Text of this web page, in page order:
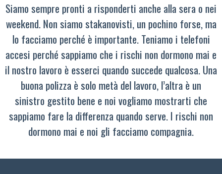
Siamo sempre pronti a risponderti anche alla sera o nei
weekend. Non siamo stakanovisti, un pochino forse, ma
lo facciamo perché è importante. Teniamo i telefoni
accesi perché sappiamo che i rischi non dormono mai e
il nostro lavoro è esserci quando succede qualcosa. Una
buona polizza è solo metà del lavoro, l’altra è un
sinistro gestito bene e noi vogliamo mostrarti che
sappiamo fare la differenza quando serve. I rischi non
dormono mai e noi gli facciamo compagnia.